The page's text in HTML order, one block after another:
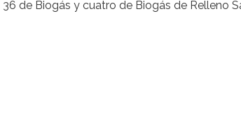
de Biogás y cuatro de Biogás de Relleno